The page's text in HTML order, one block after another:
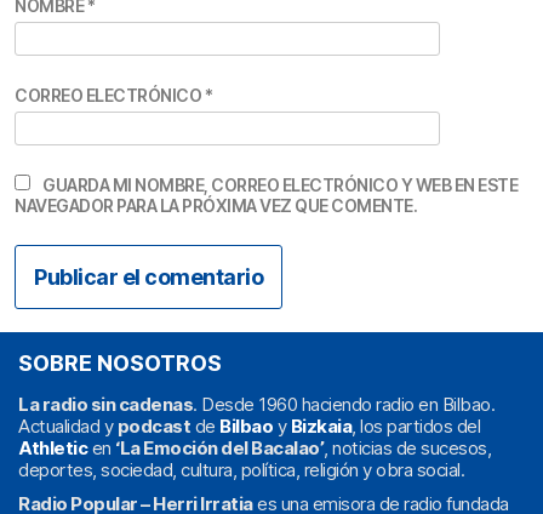
NOMBRE*
CORREO ELECTRÓNICO *
GUARDA MI NOMBRE, CORREO ELECTRÓNICO Y WEB EN ESTE
NAVEGADOR PARA LA PRÓXIMA VEZ QUE COMENTE.
SOBRE NOSOTROS
La radio sin cadenas. Desde 1960 haciendo radio en Bilbao.
Actualidad y podcast de Bilbao y Bizkaia, los partidos del
Athleticen ‘La Emoción del Bacalao’, noticias de sucesos,
deportes, sociedad, cultura, política, religión y obra social.
Radio Popular – Herri Irratiaes una emisora de radio fundada